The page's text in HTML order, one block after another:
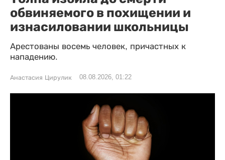
обвиняемого в похищении и
изнасиловании школьницы
Арестованы восемь человек, причастных к
нападению.
Анастасия Цирулик 08.08.2026, 01:22